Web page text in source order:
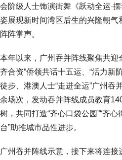
会阶级人士饰演街舞《跃动全运·
姿展现新时间湾区后生的兴隆朝
阵阵掌声。
本年以来，广州吞并阵线聚焦共迎
齐合资”侨领共话十五运、“活力新
徒步、港澳人士“走进全运”广州吞
余场次，发动吞并阵线成员教育
树，共同打造“齐心口袋公园”“齐心
台”助推城市品性进步。
广州吞并阵线示意，接下来将连接